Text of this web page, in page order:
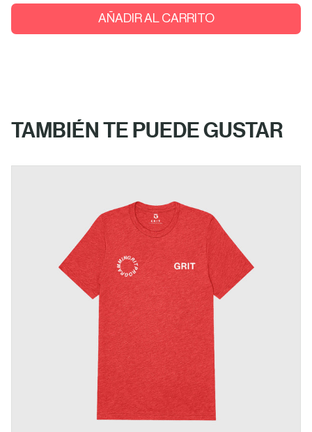
AÑADIR AL CARRITO
TAMBIÉN TE PUEDE GUSTAR